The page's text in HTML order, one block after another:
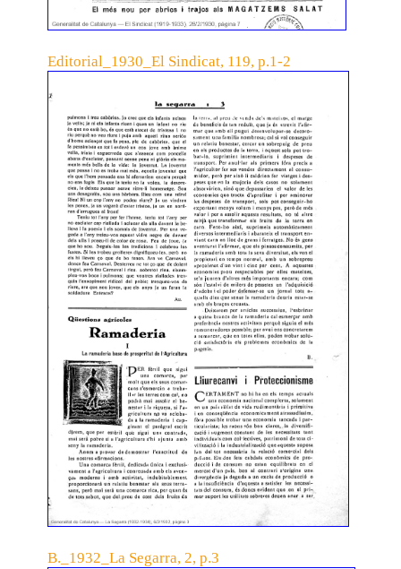
Editorial_1930_El Sindicat, 119, p.1-2
B._1932_La Segarra, 2, p.3